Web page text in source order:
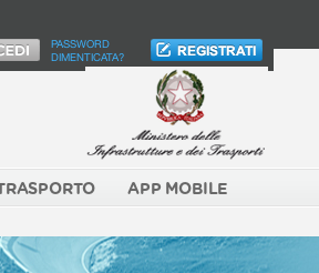
PASSWORD
DIMENTICATA?
APP MOBILE